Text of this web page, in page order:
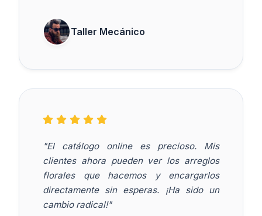
Taller Mecánico
"El catálogo online es precioso. Mis
clientes ahora pueden ver los arreglos
florales que hacemos y encargarlos
directamente sin esperas. ¡Ha sido un
cambio radical!"